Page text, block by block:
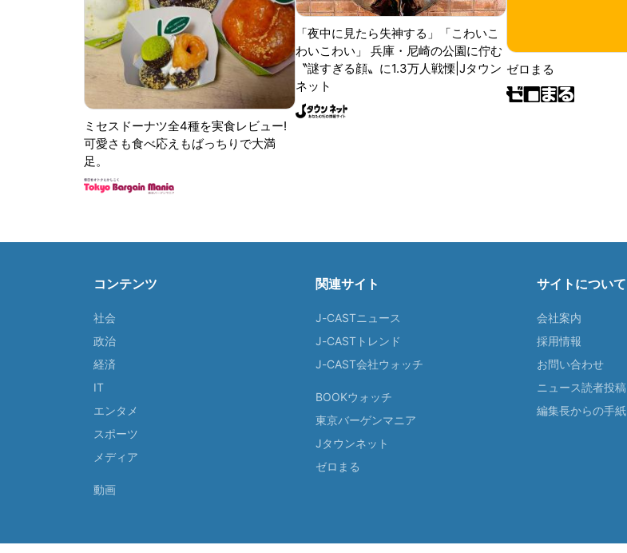
ミセスドーナツ全4種を実食レビュー!
可愛さも食べ応えもばっちりで大満
足。
「夜中に見たら失神する」「こわいこ
わいこわい」 兵庫・尼崎の公園に佇む
〝謎すぎる顔〟に1.3万人戦慄|Jタウン
ネット
ゼロまる
コンテンツ
社会
政治
経済
IT
エンタメ
スポーツ
メディア
動画
関連サイト
J-CASTニュース
J-CASTトレンド
J-CAST会社ウォッチ
BOOKウォッチ
東京バーゲンマニア
Jタウンネット
ゼロまる
サイトについて
会社案内
採用情報
お問い合わせ
ニュース読者投稿
編集長からの手紙